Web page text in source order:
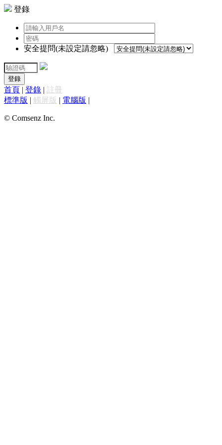
登錄
安全提問(未設定請忽略)
登錄
首頁 | 登錄 | 註冊
標準版 | 觸屏版 | 電腦版 |
© Comsenz Inc.